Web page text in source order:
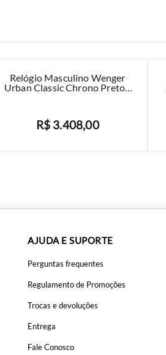
Relógio Masculino Wenger
Urban Classic Chrono Preto -
R$ 3.408,00
AVISE-ME
AJUDA E SUPORTE
Perguntas frequentes
Regulamento de Promoções
Trocas e devoluções
Entrega
Fale Conosco